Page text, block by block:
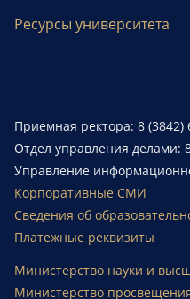
Ресурсы университета
Приемная ректора: 8 (3842)
Отдел управления делами:
Управление
Корпоративные СМИ
Сведения об
Платежные реквизиты
Министерство науки и
Министерство